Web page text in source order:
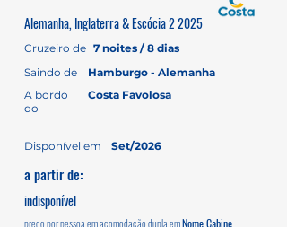
Alemanha, Inglaterra & Escócia 2 2025
Cruzeiro de 7 noites / 8 dias
Saindo de
Hamburgo - Alemanha
A bordo
do
Costa Favolosa
Disponível em Set/2026
a partir de:
indisponível
Nome Cabine
preço por pessoa em acomodação dupla em